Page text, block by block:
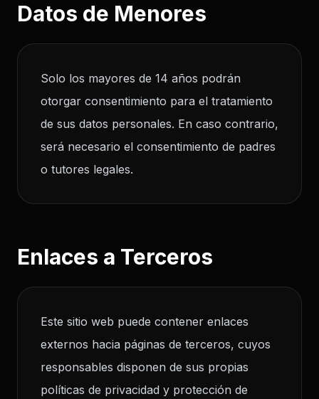
Datos de Menores
Solo los mayores de 14 años podrán
otorgar consentimiento para el tratamiento
de sus datos personales. En caso contrario,
será necesario el consentimiento de padres
o tutores legales.
Enlaces a Terceros
Este sitio web puede contener enlaces
externos hacia páginas de terceros, cuyos
responsables disponen de sus propias
políticas de privacidad y protección de